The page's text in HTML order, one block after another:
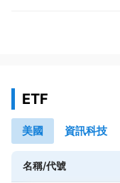
ETF
美國 資訊科技
名稱/代號